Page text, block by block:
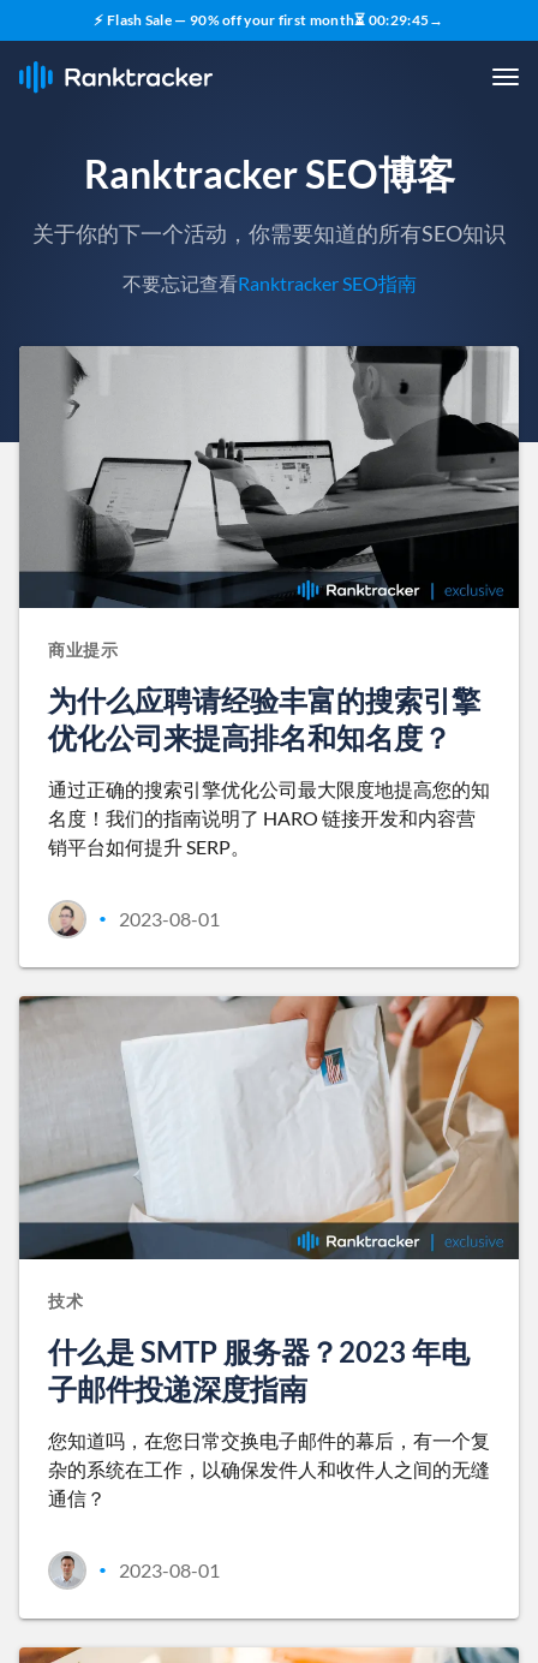
⚡ Flash Sale — 90% off your first month⏳ 00:29:43→
Ranktracker SEO博客
关于你的下一个活动，你需要知道的所有SEO知识
不要忘记查看Ranktracker SEO指南
商业提示
为什么应聘请经验丰富的搜索引擎
优化公司来提高排名和知名度？
通过正确的搜索引擎优化公司最大限度地提高您的知
名度！我们的指南说明了 HARO 链接开发和内容营
销平台如何提升 SERP。
• 2023-08-01
技术
什么是 SMTP 服务器？2023 年电
子邮件投递深度指南
您知道吗，在您日常交换电子邮件的幕后，有一个复
杂的系统在工作，以确保发件人和收件人之间的无缝
通信？
• 2023-08-01